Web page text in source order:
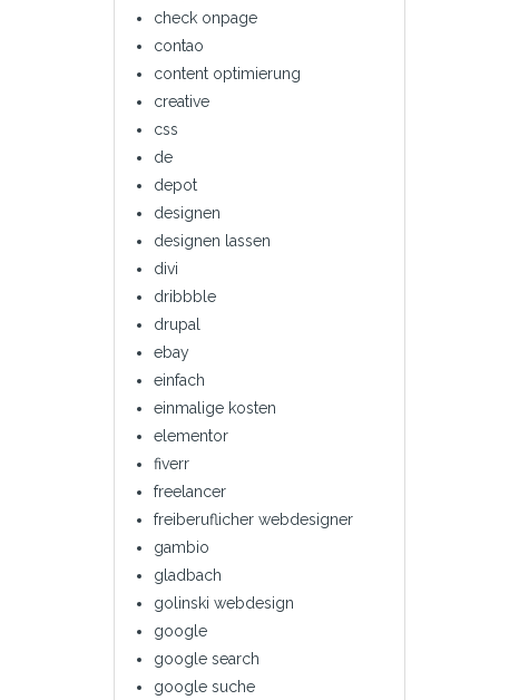
check onpage
contao
content optimierung
creative
css
de
depot
designen
designen lassen
divi
dribbble
drupal
ebay
einfach
einmalige kosten
elementor
fiverr
freelancer
freiberuflicher webdesigner
gambio
gladbach
golinski webdesign
google
google search
google suche